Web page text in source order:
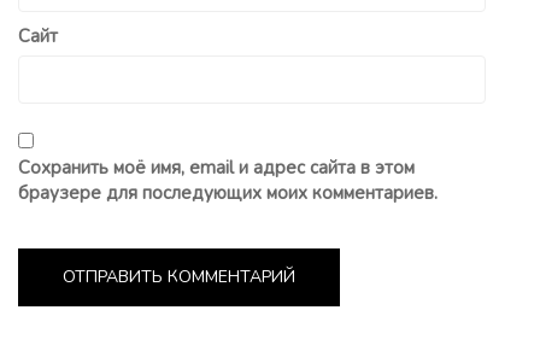
Сайт
Сохранить моё имя, email и адрес сайта в этом
браузере для последующих моих комментариев.